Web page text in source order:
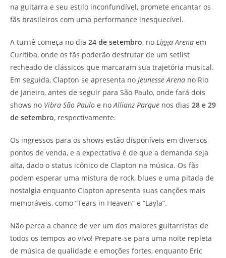
na guitarra e seu estilo inconfundível, promete encantar os
fãs brasileiros com uma performance inesquecível.
A turnê começa no dia 24 de setembro, no Ligga Arena em
Curitiba, onde os fãs poderão desfrutar de um setlist
recheado de clássicos que marcaram sua trajetória musical.
Em seguida, Clapton se apresenta no Jeunesse Arena no Rio
de Janeiro, antes de seguir para São Paulo, onde fará dois
shows no Vibra São Paulo e noAllianz Parque nos dias 28 e 29
de setembro, respectivamente.
Os ingressos para os shows estão disponíveis em diversos
pontos de venda, e a expectativa é de que a demanda seja
alta, dado o status icônico de Clapton na música. Os fãs
podem esperar uma mistura de rock, blues e uma pitada de
nostalgia enquanto Clapton apresenta suas canções mais
memoráveis, como “Tears in Heaven” e “Layla”.
Não perca a chance de ver um dos maiores guitarristas de
todos os tempos ao vivo! Prepare-se para uma noite repleta
de música de qualidade e emoções fortes, enquanto Eric